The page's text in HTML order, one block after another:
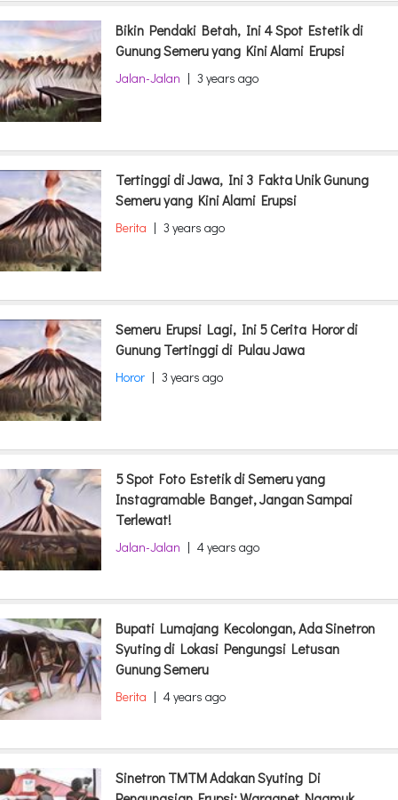
Bikin Pendaki Betah, Ini 4 Spot Estetik di
Gunung Semeru yang Kini Alami Erupsi
Jalan-Jalan | 3 years ago
Tertinggi di Jawa, Ini 3 Fakta Unik Gunung
Semeru yang Kini Alami Erupsi
Berita | 3 years ago
Semeru Erupsi Lagi, Ini 5 Cerita Horor di
Gunung Tertinggi di Pulau Jawa
Horor | 3 years ago
5 Spot Foto Estetik di Semeru yang
Instagramable Banget, Jangan Sampai
Terlewat!
Jalan-Jalan | 4 years ago
Bupati Lumajang Kecolongan, Ada Sinetron
Syuting di Lokasi Pengungsi Letusan
Gunung Semeru
Berita | 4 years ago
Sinetron TMTM Adakan Syuting Di